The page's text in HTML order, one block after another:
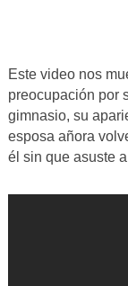
Este video nos
preocupación por
gimnasio, su
esposa añora
él sin que asuste